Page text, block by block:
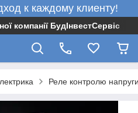
к каждому клиенту!
компанії БудІнвестСервіс
Реле контролю